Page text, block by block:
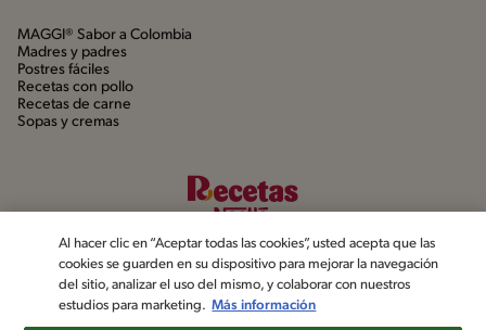
MAGGI® Sabor a Colombia
Madres y padres
Postres fáciles
Recetas con pollo
Recetas de carne
Sopas y cremas
©2022, Nestlé. Marcas registradas por Société dels Produits Nestlé,
Al hacer clic en “Aceptar todas las cookies”, usted acepta que las
cookies se guarden en su dispositivo para mejorar la navegación
del sitio, analizar el uso del mismo, y colaborar con nuestros
estudios para marketing. Más información